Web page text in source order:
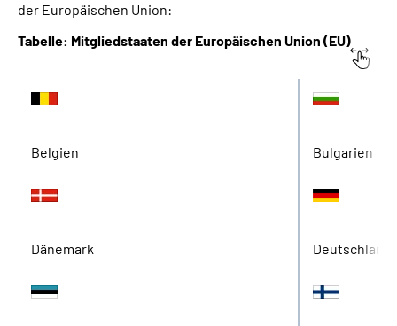
der Europäischen Union:
Tabelle: Mitgliedstaaten der Europäischen Union (EU)
Belgien Bulgarien
Dänemark Deutschland